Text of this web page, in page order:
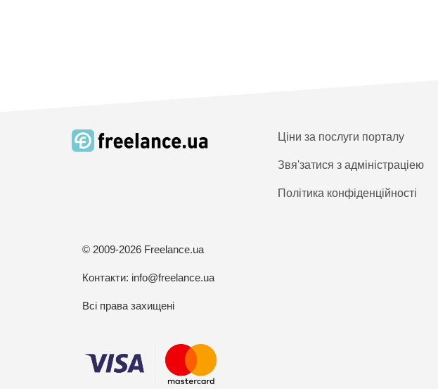
Ціни за послуги порталу
Звя'затися з адміністраціею
Політика конфіденційності
© 2009-2026 Freelance.ua
Контакти: info@freelance.ua
Всі права захищені